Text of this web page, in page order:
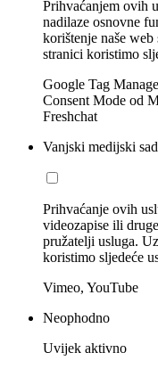
Prihvaćanjem ovih
nadilaze osnovne
korištenje naše
stranici koristimo
Google Tag
Consent Mode od
Freshchat
Vanjski medijski
Prihvaćanje ovih
videozapise ili
pružatelji usluga.
koristimo sljedeće
Vimeo, YouTube
Neophodno
Uvijek aktivno